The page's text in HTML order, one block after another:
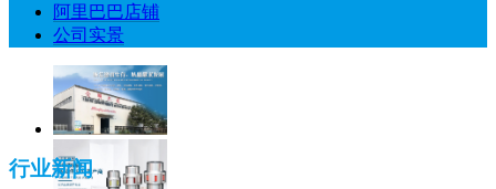
阿里巴巴店铺
公司实景
行业新闻